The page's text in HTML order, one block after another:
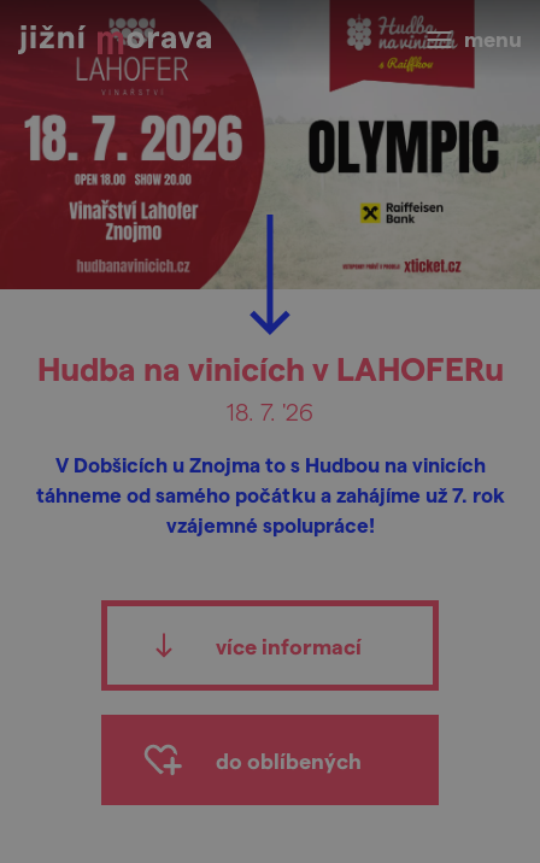
menu
Hudba na vinicích v LAHOFERu
18. 7. '26
V Dobšicích u Znojma to s Hudbou na vinicích
táhneme od samého počátku a zahájíme už 7. rok
vzájemné spolupráce!
více informací
do oblíbených